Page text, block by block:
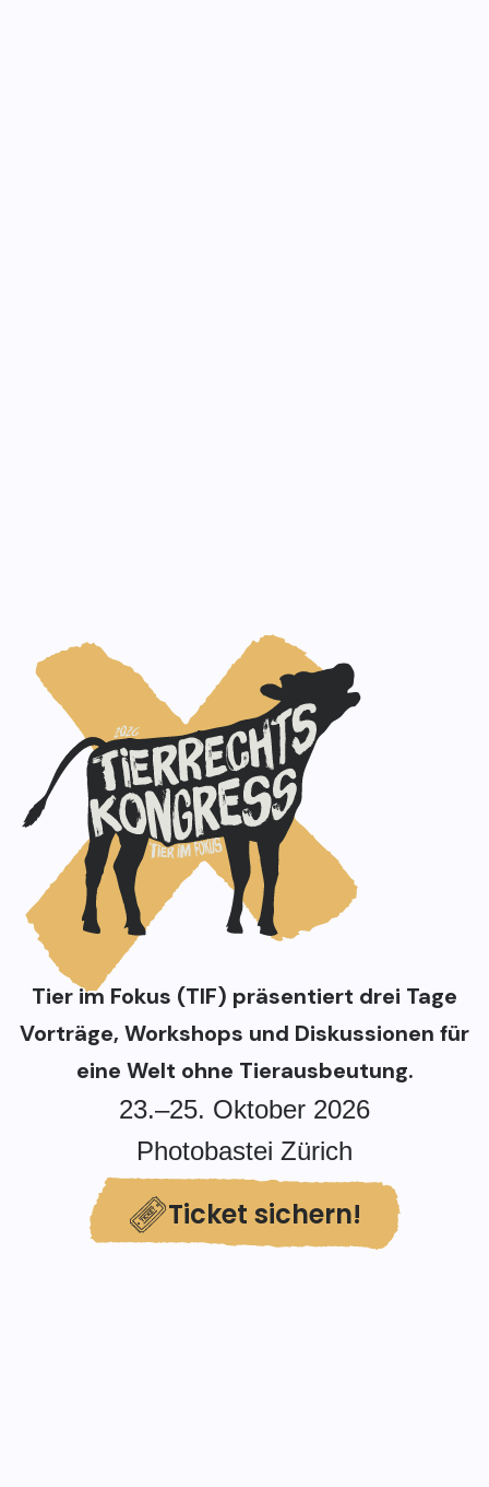
Tierrechtskongress
Tier im Fokus (TIF) präsentiert drei Tage
Vorträge, Workshops und Diskussionen für
eine Welt ohne Tierausbeutung.
23.–25. Oktober 2026
Photobastei Zürich
Ticket sichern!